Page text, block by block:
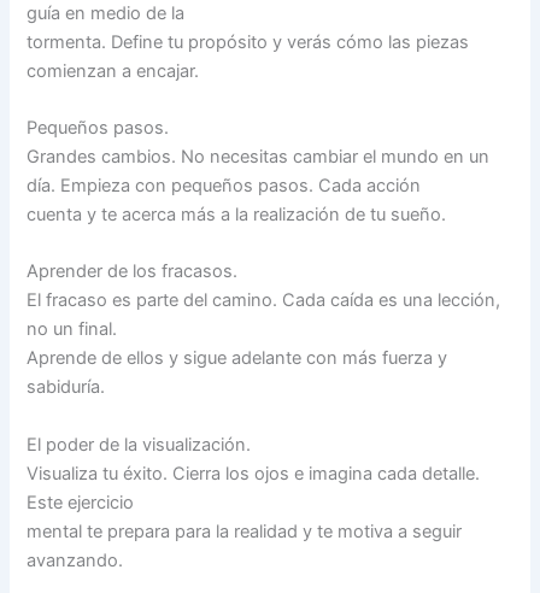
guía en medio de la
tormenta. Define tu propósito y verás cómo las piezas
comienzan a encajar.
Pequeños pasos.
Grandes cambios. No necesitas cambiar el mundo en un
día. Empieza con pequeños pasos. Cada acción
cuenta y te acerca más a la realización de tu sueño.
Aprender de los fracasos.
El fracaso es parte del camino. Cada caída es una lección,
no un final.
Aprende de ellos y sigue adelante con más fuerza y
sabiduría.
El poder de la visualización.
Visualiza tu éxito. Cierra los ojos e imagina cada detalle.
Este ejercicio
mental te prepara para la realidad y te motiva a seguir
avanzando.